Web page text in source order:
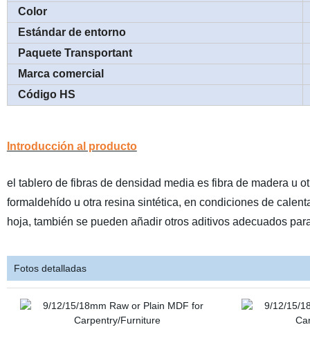
Color
Estándar de entorno
Paquete Transportant
Marca comercial
Código HS
Introducción al producto
el tablero de fibras de densidad media es fibra de madera u
formaldehído u otra resina sintética, en condiciones de
hoja, también se pueden añadir otros aditivos adecuados
Fotos detalladas